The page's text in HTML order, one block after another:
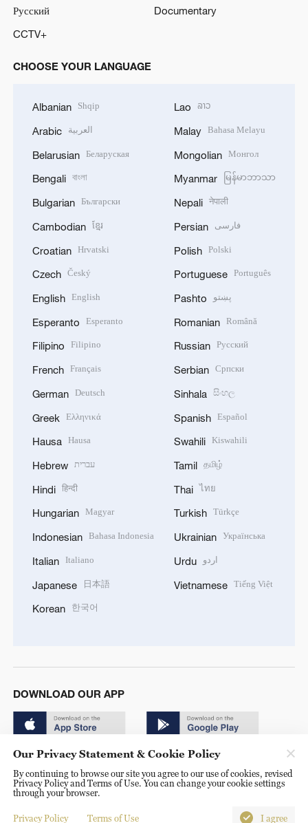
Русский
Documentary
CCTV+
CHOOSE YOUR LANGUAGE
Albanian Shqip
Arabic العربية
Belarusian Беларуская
Bengali বাংলা
Bulgarian Български
Cambodian ខ្មែរ
Croatian Hrvatski
Czech Český
English English
Esperanto Esperanto
Filipino Filipino
French Français
German Deutsch
Greek Ελληνικά
Hausa Hausa
Hebrew עברית
Hindi हिन्दी
Hungarian Magyar
Indonesian Bahasa Indonesia
Italian Italiano
Japanese 日本語
Korean 한국어
Lao ລາວ
Malay Bahasa Melayu
Mongolian Монгол
Myanmar မြန်မာဘာသာ
Nepali नेपाली
Persian فارسی
Polish Polski
Portuguese Português
Pashto پښتو
Romanian Română
Russian Русский
Serbian Српски
Sinhala සිංහල
Spanish Español
Swahili Kiswahili
Tamil தமிழ்
Thai ไทย
Turkish Türkçe
Ukrainian Українська
Urdu اردو
Vietnamese Tiếng Việt
DOWNLOAD OUR APP
© China Radio International.CRI. All Rights Reserved. 16A
Shijingshan Road, Beijing, China. 100040
Our Privacy Statement & Cookie Policy
By continuing to browse our site you agree to our use of cookies, revised
Privacy Policy and Terms of Use. You can change your cookie settings
through your browser.
Privacy Policy Terms of Use I agree